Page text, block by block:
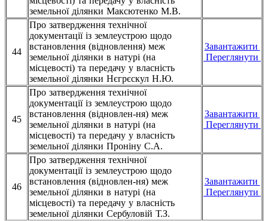
земельної ділянки Максютенко М.В.
44
Про затвердження технічної
документації із землеустрою щодо
встановлення (відновлення) меж
земельної ділянки в натурі (на
місцевості) та передачу у власність
земельної ділянки Нєгрєскул Н.Ю.
Завантажити
Переглянути
45
Про затвердження технічної
документації із землеустрою щодо
встановлення (відновлен-ня) меж
земельної ділянки в натурі (на
місцевості) та передачу у власність
земельної ділянки Проніну С.А.
Завантажити
Переглянути
46
Про затвердження технічної
документації із землеустрою щодо
встановлення (відновлен-ня) меж
земельної ділянки в натурі (на
місцевості) та передачу у власність
земельної ділянки Сербуловій Т.З.
Завантажити
Переглянути